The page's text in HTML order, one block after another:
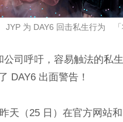
JYP 为 DAY6 回击私生行为 「
公司呼吁，容易触法的私
DAY6 出面警告！
天（25 日）在官方网站